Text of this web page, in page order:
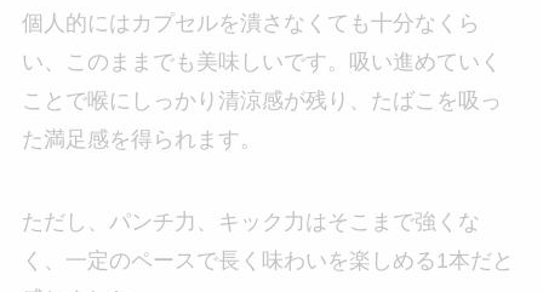
個人的にはカプセルを潰さなくても十分なくら
い、このままでも美味しいです。吸い進めていく
ことで喉にしっかり清涼感が残り、たばこを吸っ
た満足感を得られます。
ただし、パンチ力、キック力はそこまで強くな
く、一定のペースで長く味わいを楽しめる1本だと